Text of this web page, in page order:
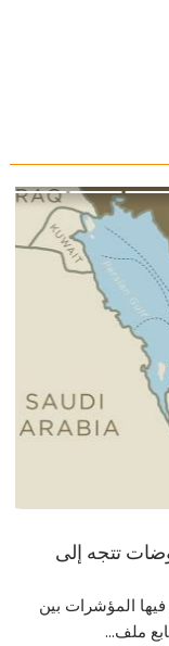
تتجه إلى
المؤشرات بين
ملف...